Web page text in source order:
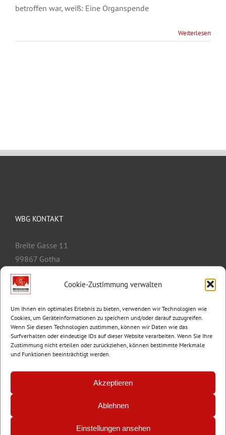
Cookie-Zustimmung verwalten
Um Ihnen ein optimales Erlebnis zu bieten, verwenden wir Technologien wie
Cookies, um Geräteinformationen zu speichern und/oder darauf zuzugreifen.
Wenn Sie diesen Technologien zustimmen, können wir Daten wie das
Surfverhalten oder eindeutige IDs auf dieser Website verarbeiten. Wenn Sie Ihre
Zustimmung nicht erteilen oder zurückziehen, können bestimmte Merkmale
und Funktionen beeinträchtigt werden.
Akzeptieren
Ablehnen
Einstellungen ansehen
betroffen war, weiß: Eine Organspende
Weiterlesen
WBG KONTAKT
Breite Gasse 11
99867 Gotha
Telefon:
E-Mail:
info@wbg-gotha.de
Impressum|Datenschutz